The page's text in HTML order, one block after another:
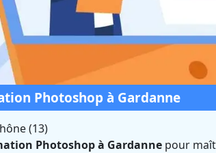
Photoshop à Gardanne
(13)
Photoshop à Gardanne pour